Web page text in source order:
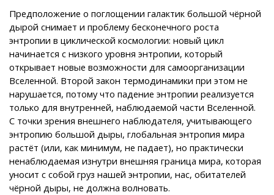
Предположение о поглощении галактик большой чёрной
дырой снимает и проблему бесконечного роста
энтропии в циклической космологии: новый цикл
начинается с низкого уровня энтропии, который
открывает новые возможности для самоорганизации
Вселенной. Второй закон термодинамики при этом не
нарушается, потому что падение энтропии реализуется
только для внутренней, наблюдаемой части Вселенной.
С точки зрения внешнего наблюдателя, учитывающего
энтропию большой дыры, глобальная энтропия мира
растёт (или, как минимум, не падает), но практически
ненаблюдаемая изнутри внешняя граница мира, которая
уносит с собой груз нашей энтропии, нас, обитателей
чёрной дыры, не должна волновать.